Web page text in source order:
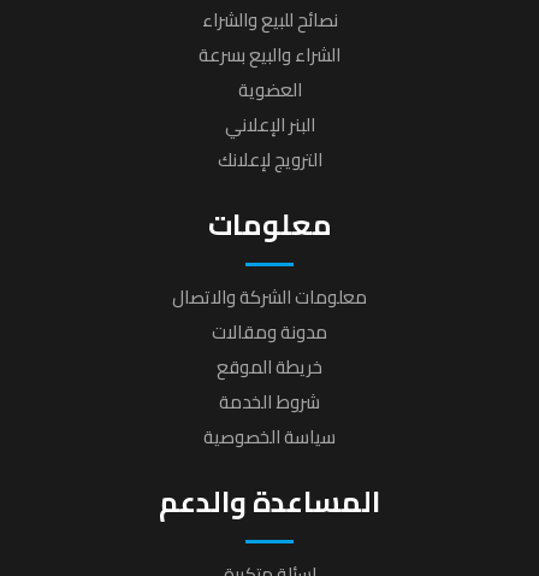
نصائح للبيع والشراء
الشراء والبيع بسرعة
العضوية
البنر الإعلاني
الترويج لإعلانك
معلومات
معلومات الشركة والاتصال
مدونة ومقالات
خريطة الموقع
شروط الخدمة
سياسة الخصوصية
المساعدة والدعم